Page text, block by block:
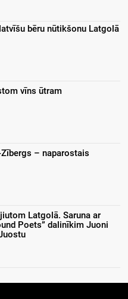
bēru nūtikšonu Latgolā
vīns ūtram
– naparostais
Latgolā. Saruna ar
Poets” dalinīkim Juoni